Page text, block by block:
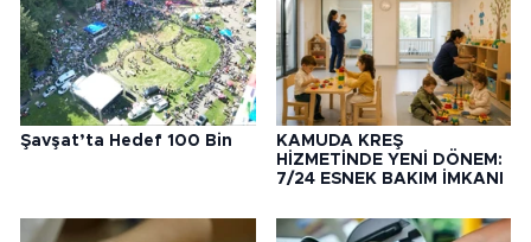
Şavşat’ta Hedef 100 Bin
KAMUDA KREŞ
HİZMETİNDE YENİ DÖNEM:
7/24 ESNEK BAKIM İMKANI